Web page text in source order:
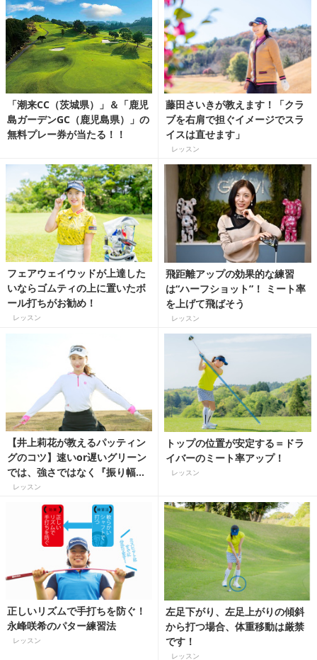
「潮来CC（茨城県）」＆「鹿児
島ガーデンGC（鹿児島県）」の
無料プレー券が当たる！！
藤田さいきが教えます！「クラ
ブを右肩で担ぐイメージでスラ
イスは直せます」
レッスン
フェアウェイウッドが上達した
いならゴムティの上に置いたボ
ール打ちがお勧め！
レッスン
飛距離アップの効果的な練習
は“ハーフショット”！ ミート率
を上げて飛ばそう
レッスン
【井上莉花が教えるパッティン
グのコツ】速いor遅いグリーン
では、強さではなく『振り幅』
を調整しよう
レッスン
トップの位置が安定する＝ドラ
イバーのミート率アップ！
レッスン
正しいリズムで手打ちを防ぐ！
永峰咲希のパター練習法
レッスン
左足下がり、左足上がりの傾斜
から打つ場合、体重移動は厳禁
です！
レッスン